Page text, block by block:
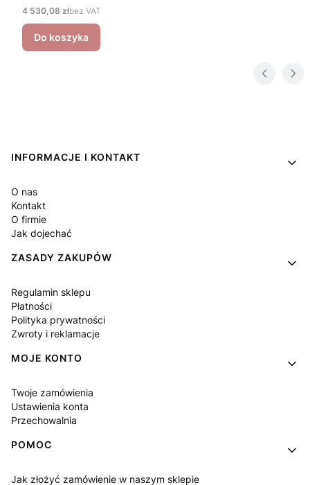
Cena
4 530,08 złbez VAT
Do koszyka
Linki w stopce
INFORMACJE I KONTAKT
O nas
Kontakt
O firmie
Jak dojechać
ZASADY ZAKUPÓW
Regulamin sklepu
Płatności
Polityka prywatności
Zwroty i reklamacje
MOJE KONTO
Twoje zamówienia
Ustawienia konta
Przechowalnia
POMOC
Jak złożyć zamówienie w naszym sklepie